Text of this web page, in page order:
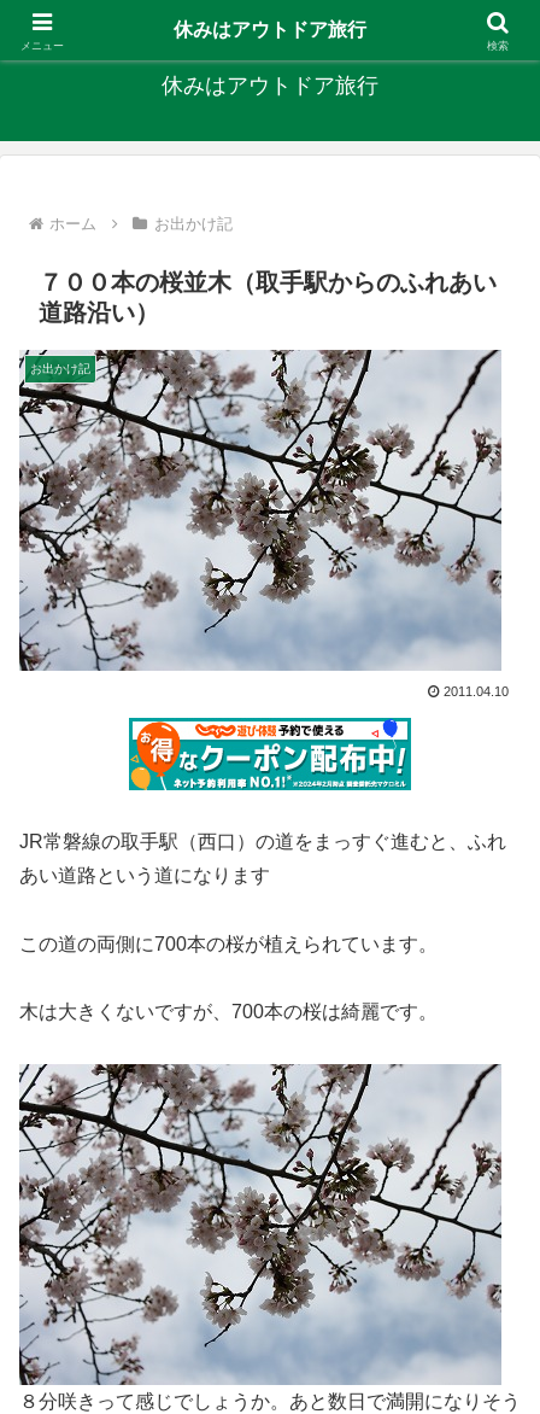
キャンプ、釣り、旅行など外遊びを楽しんでます
休みはアウトドア旅行
ホーム お出かけ記
７００本の桜並木（取手駅からのふれあい
道路沿い）
お出かけ記
2011.04.10
JR常磐線の取手駅（西口）の道をまっすぐ進むと、ふれ
あい道路という道になります
この道の両側に700本の桜が植えられています。
木は大きくないですが、700本の桜は綺麗です。
８分咲きって感じでしょうか。あと数日で満開になりそう
メニュー
休みはアウトドア旅行
検索